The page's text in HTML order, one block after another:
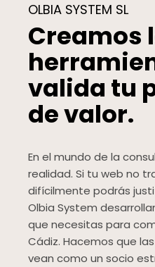
OLBIA SYSTEM SL
Creamos
valida tu
de valor.
En el mundo de la
realidad. Si tu web no
difícilmente podrás
Olbia System
que necesitas para
Cádiz. Hacemos que
vean como un socio